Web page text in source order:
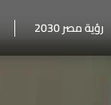
رؤية مصر 2030